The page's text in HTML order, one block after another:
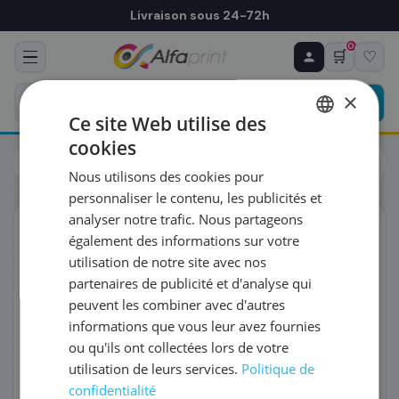
Livraison sous 24-72h
🛒
0
♡
Toners
Canon
350 pages
ORIGINAL
♻ COMMANDE RÉCURRENTE
Prévoyez & économisez
Programmez votre prochain achat — notre équipe
vous prépare un devis personnalisé
RÉFÉRENCE DU PRODUIT
FRÉQUENCE
QUANTITÉ PAR LIVRAISON
DATE DE PREMIÈRE LIVRAISON SOUHAITÉE
×
Ce site Web utilise des
cookies
Nous utilisons des cookies pour
personnaliser le contenu, les publicités et
analyser notre trafic. Nous partageons
également des informations sur votre
utilisation de notre site avec nos
partenaires de publicité et d'analyse qui
peuvent les combiner avec d'autres
informations que vous leur avez fournies
ou qu'ils ont collectées lors de votre
utilisation de leurs services. Politique de
confidentialité